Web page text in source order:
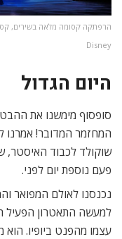
Disney
היום הגדול
סופסוף מימשנו את
המחזמר המדובר! אמרנו
שוקולד לכבוד האיסטר,
פעם נוספת יום לפני.
נכנסנו לאולם המפואר
עצמו מהפנט ביופיו. הוא